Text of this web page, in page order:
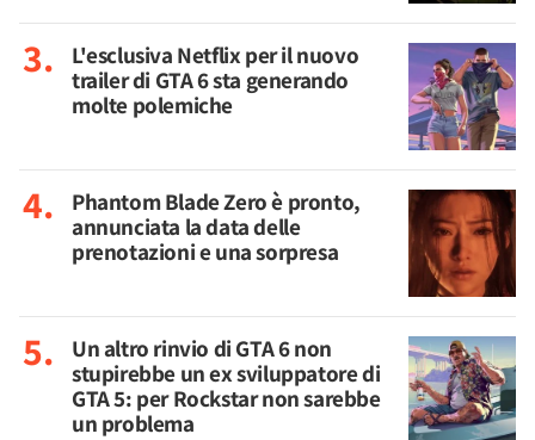
L'esclusiva Netflix per il nuovo
trailer di GTA 6 sta generando
molte polemiche
Phantom Blade Zero è pronto,
annunciata la data delle
prenotazioni e una sorpresa
Un altro rinvio di GTA 6 non
stupirebbe un ex sviluppatore di
GTA 5: per Rockstar non sarebbe
un problema